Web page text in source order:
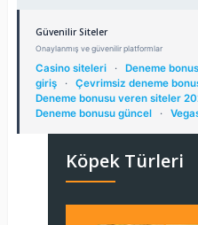
Güvenilir Siteler
Onaylanmış ve güvenilir platformlar
Casino siteleri · Deneme
giriş
· Çevrimsiz deneme
Deneme bonusu veren siteler
Deneme bonusu güncel
·
Köpek Türleri